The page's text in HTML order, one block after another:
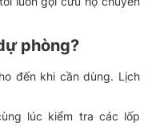
phòng?
đến khi cần dùng. Lịch
lúc kiểm tra các lốp